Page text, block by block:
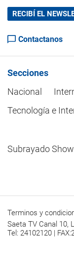
RECIBÍ EL
Contactanos
Secciones
Nacional
Tecnología e
Subrayado Show
Terminos y
Saeta TV Canal 10,
Tel: 24102120 |